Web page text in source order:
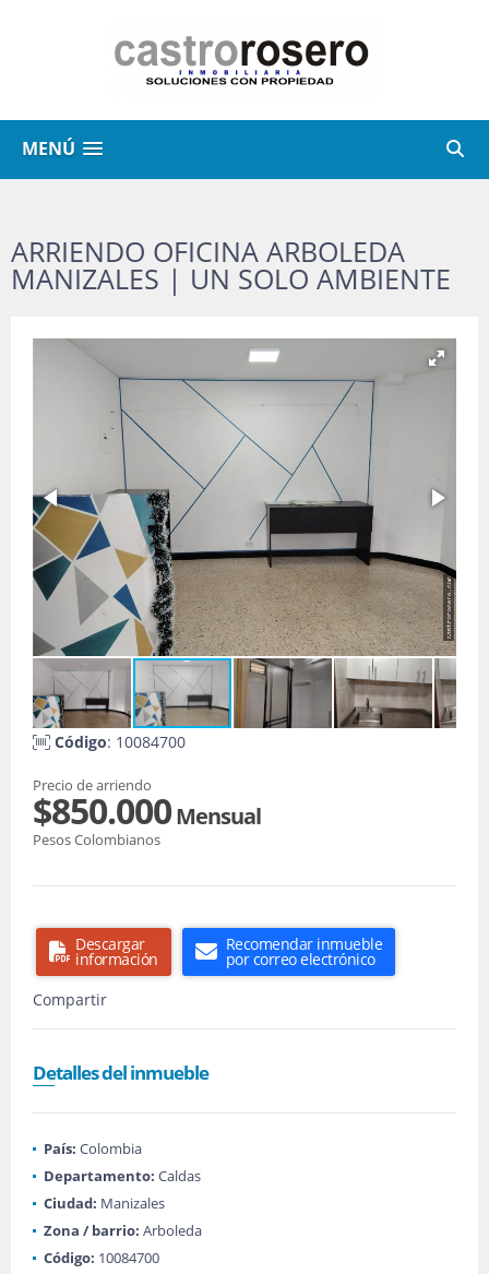
MENÚ
ARRIENDO OFICINA ARBOLEDA
MANIZALES | UN SOLO AMBIENTE
Código: 10084700
Precio de arriendo
$850.000Mensual
Pesos Colombianos
Descargar
información
Recomendar inmueble
por correo electrónico
Compartir
Detalles del inmueble
País: Colombia
Departamento: Caldas
Ciudad: Manizales
Zona / barrio: Arboleda
Código: 10084700